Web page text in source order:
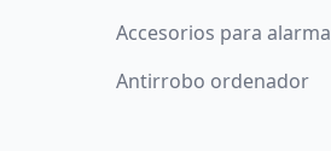
Accesorios para alarma
Antirrobo ordenador